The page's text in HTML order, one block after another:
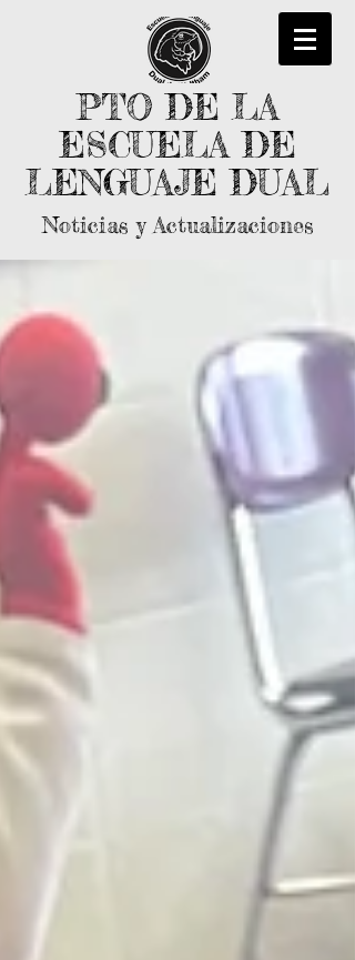
PTO DE LA
ESCUELA DE
LENGUAJE DUAL
Noticias y Actualizaciones